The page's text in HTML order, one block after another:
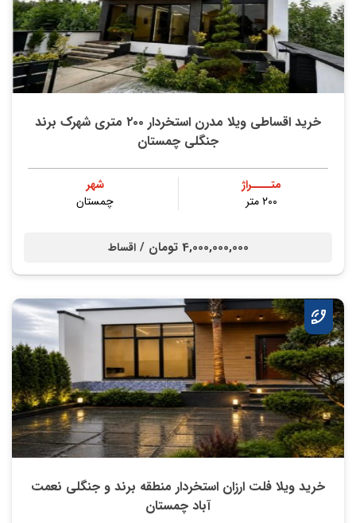
خرید اقساطی ویلا مدرن استخردار ۲۰۰ متری شهرک برند
جنگلی چمستان
متــــراژ
۲۰۰ متر
شهر
چمستان
4,000,000,000 تومان / اقساط
خرید ویلا فلت ارزان استخردار منطقه برند و جنگلی نعمت
آباد چمستان